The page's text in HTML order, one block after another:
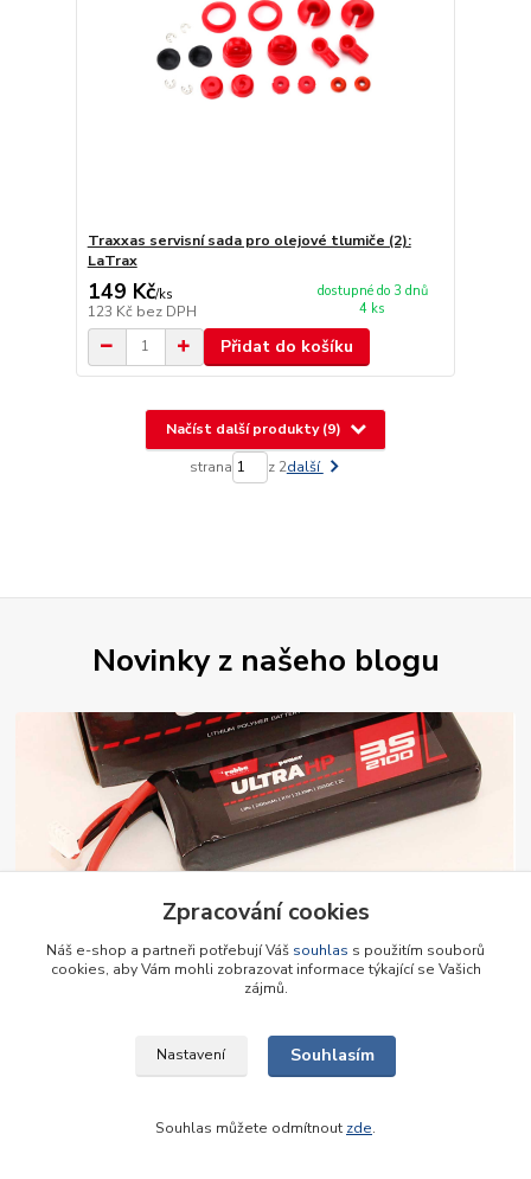
Traxxas servisní sada pro olejové tlumiče (2):
LaTrax
149 Kč/ks
123 Kč bez DPH
dostupné do 3 dnů
4 ks
Přidat do košíku
Načíst další produkty (9)
strana z 2další
Novinky z našeho blogu
Lipol baterie Robbe
S radostí Vám představujeme Li-Pol baterie Robbe, které nově
Zpracování cookies
Náš e-shop a partneři potřebují Váš souhlas s použitím souborů
cookies, aby Vám mohli zobrazovat informace týkající se Vašich
zájmů.
Nastavení Souhlasím
Souhlas můžete odmítnout zde.